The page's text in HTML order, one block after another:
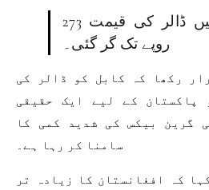
کابل مارکیٹ میں ڈالر کی قیمت 273
روپے تک گر گئی۔
رکھا کہ کابل کو ڈالر کی
پاکستان کے لیے ایک حقیقی
گرین بیکس کی شدید کمی کا
سامنا کر رہا ہے۔
کہ افغانستان کا زیادہ تر